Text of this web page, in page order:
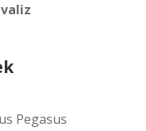
Pegasus